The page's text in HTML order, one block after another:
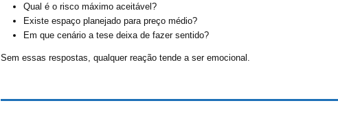
Qual é o risco máximo aceitável?
Existe espaço planejado para preço médio?
Em que cenário a tese deixa de fazer sentido?
Sem essas respostas, qualquer reação tende a ser emocional.